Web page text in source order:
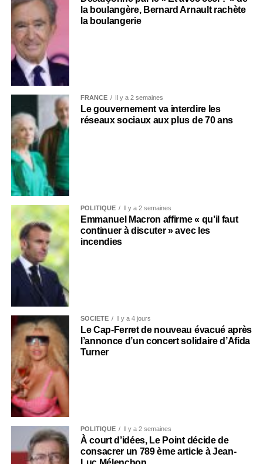
la boulangère, Bernard Arnault rachète
la boulangerie
FRANCE Il y a 2 semaines
Le gouvernement va interdire les
réseaux sociaux aux plus de 70 ans
POLITIQUE Il y a 2 semaines
Emmanuel Macron affirme « qu’il faut
continuer à discuter » avec les
incendies
SOCIÉTÉ Il y a 4 jours
Le Cap-Ferret de nouveau évacué après
l’annonce d’un concert solidaire d’Afida
Turner
POLITIQUE Il y a 2 semaines
À court d’idées, Le Point décide de
consacrer un 789 ème article à Jean-